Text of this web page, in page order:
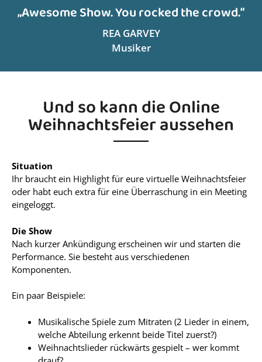
„Awesome Show. You rocked the crowd.“
REA GARVEY
Musiker
Und so kann die Online
Weihnachtsfeier aussehen
Situation
Ihr braucht ein Highlight für eure virtuelle Weihnachtsfeier
oder habt euch extra für eine Überraschung in ein Meeting
eingeloggt.
Die Show
Nach kurzer Ankündigung erscheinen wir und starten die
Performance. Sie besteht aus verschiedenen
Komponenten.
Ein paar Beispiele:
Musikalische Spiele zum Mitraten (2 Lieder in einem,
welche Abteilung erkennt beide Titel zuerst?)
Weihnachtslieder rückwärts gespielt – wer kommt